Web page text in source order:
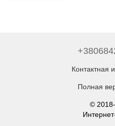
Контактная
Полная
©